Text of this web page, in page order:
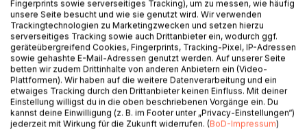
der eigene Körper zum Mittelpunkt einer leisen,
existenziellen Auseinandersetzung. Zwischen
Operationssaal und Wartezimmer entsteht eine Chronik des
Aushaltens, des Weitergehens und des bewussten
Neubeginns.
Dieser autobiografischer Roman erzählt nicht von Wundern.
Sie erzählt von Stabilität.
Von dem, was bleibt, wenn Angst leiser wird.
Fingerprints sowie serverseitiges Tracking), um zu messen, wie häufig
unsere Seite besucht und wie sie genutzt wird. Wir verwenden
Trackingtechnologien zu Marketingzwecken und setzen hierzu
serverseitiges Tracking sowie auch Drittanbieter ein, wodurch ggf.
geräteübergreifend Cookies, Fingerprints, Tracking-Pixel, IP-Adressen
sowie gehashte E-Mail-Adressen genutzt werden. Auf unserer Seite
betten wir zudem Drittinhalte von anderen Anbietern ein (Video-
Plattformen). Wir haben auf die weitere Datenverarbeitung und ein
etwaiges Tracking durch den Drittanbieter keinen Einfluss. Mit deiner
Einstellung willigst du in die oben beschriebenen Vorgänge ein. Du
kannst deine Einwilligung (z. B. im Footer unter „Privacy-Einstellungen“)
jederzeit mit Wirkung für die Zukunft widerrufen. (BoD-Impressum)